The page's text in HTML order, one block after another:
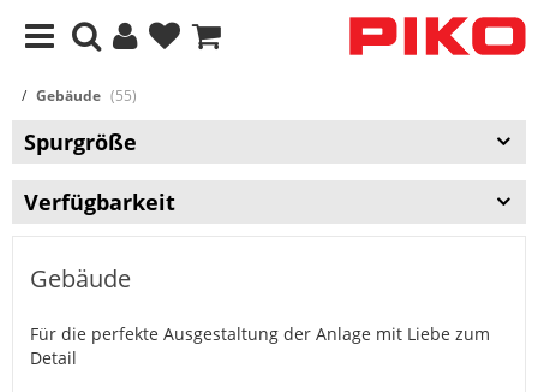
Gebäude (55)
Spurgröße
Verfügbarkeit
Gebäude
Für die perfekte Ausgestaltung der Anlage mit Liebe zum
Detail